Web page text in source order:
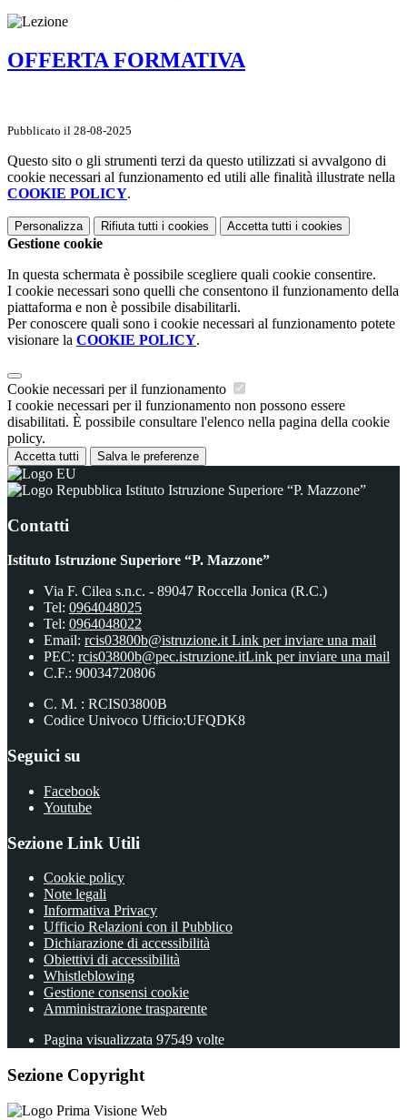
OFFERTA FORMATIVA
Pubblicato il 28-08-2025
Questo sito o gli strumenti terzi da questo utilizzati si avvalgono di
cookie necessari al funzionamento ed utili alle finalità illustrate nella
COOKIE POLICY.
Personalizza Rifiuta tutti i cookies Accetta tutti i cookies
Gestione cookie
In questa schermata è possibile scegliere quali cookie consentire.
I cookie necessari sono quelli che consentono il funzionamento della
piattaforma e non è possibile disabilitarli.
Per conoscere quali sono i cookie necessari al funzionamento potete
visionare la COOKIE POLICY.
Cookie necessari per il funzionamento
I cookie necessari per il funzionamento non possono essere
disabilitati. È possibile consultare l'elenco nella pagina della cookie
policy.
Accetta tutti Salva le preferenze
Istituto Istruzione Superiore “P. Mazzone”
Contatti
Istituto Istruzione Superiore “P. Mazzone”
Via F. Cilea s.n.c. - 89047 Roccella Jonica (R.C.)
Tel: 0964048025
Tel: 0964048022
Email: rcis03800b@istruzione.it Link per inviare una mail
PEC: rcis03800b@pec.istruzione.itLink per inviare una mail
C.F.: 90034720806
C. M. : RCIS03800B
Codice Univoco Ufficio:UFQDK8
Seguici su
Facebook
Youtube
Sezione Link Utili
Cookie policy
Note legali
Informativa Privacy
Ufficio Relazioni con il Pubblico
Dichiarazione di accessibilità
Obiettivi di accessibilità
Whistleblowing
Gestione consensi cookie
Amministrazione trasparente
Pagina visualizzata 97549 volte
Sezione Copyright